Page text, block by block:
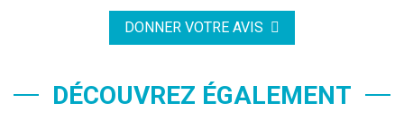
DONNER VOTRE AVIS
DÉCOUVREZ ÉGALEMENT